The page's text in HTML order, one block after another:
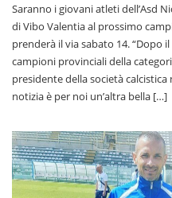
Saranno i giovani atleti dell’Asd
di Vibo Valentia al prossimo
prenderà il via sabato 14. “Dopo
campioni provinciali della
presidente della società
notizia è per noi un’altra bella […]